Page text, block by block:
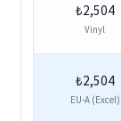
₺2,504
Vinyl
₺2,504
EU-A (Excel)